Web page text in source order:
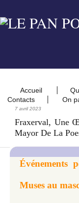
Accueil
Contacts
On
7 avril 2023
Fraxerval, Une
Mayor De La
Événements
Muses au